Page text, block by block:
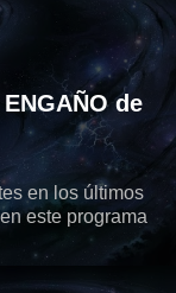
de
en los últimos
este programa